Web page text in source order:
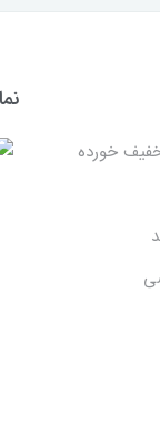
خورده